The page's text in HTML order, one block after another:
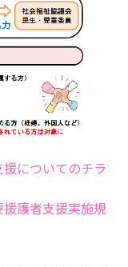
についてのチラ
支援実施規